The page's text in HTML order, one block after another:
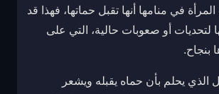
في منامها أنها تقبل حماتها، فهذا قد
لتحديات أو صعوبات حالية، التي على
بنجاح.
الذي يحلم بأن حماه يقبله ويشعر